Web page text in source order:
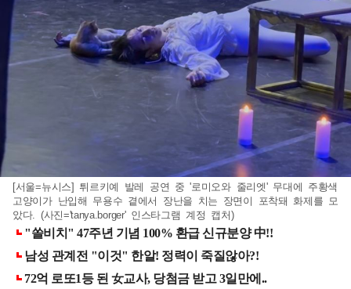
[서울=뉴시스] 튀르키예 발레 공연 중 '로미오와 줄리엣' 무대에 주황색
고양이가 난입해 무용수 곁에서 장난을 치는 장면이 포착돼 화제를 모
았다. (사진='tanya.borger' 인스타그램 계정 캡처)